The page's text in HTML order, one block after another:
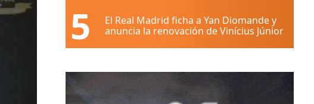
5
El Real Madrid ficha a Yan Diomande y
anuncia la renovación de Vinícius Júnior